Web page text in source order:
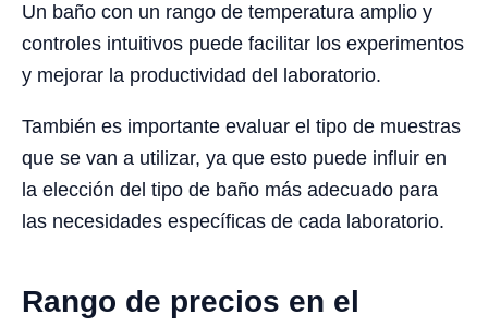
Un baño con un rango de temperatura amplio y
controles intuitivos puede facilitar los experimentos
y mejorar la productividad del laboratorio.
También es importante evaluar el tipo de muestras
que se van a utilizar, ya que esto puede influir en
la elección del tipo de baño más adecuado para
las necesidades específicas de cada laboratorio.
Rango de precios en el